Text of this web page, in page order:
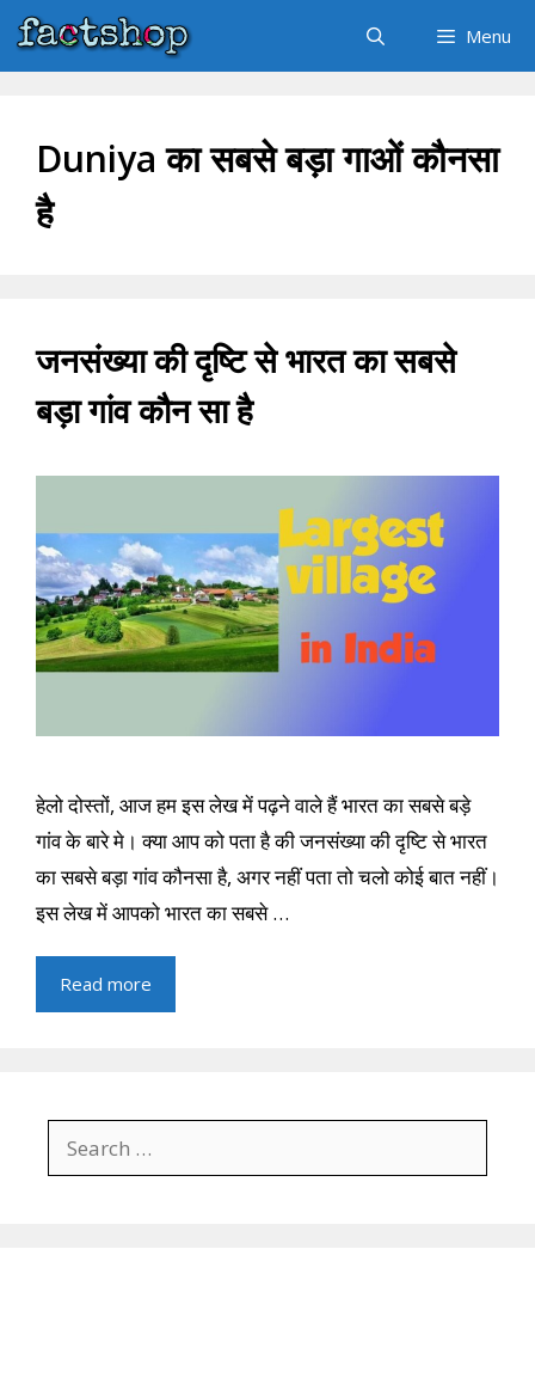
Skip
to
Menu
Duniya का सबसे बड़ा गाओं कौनसा
है
जनसंख्या की दृष्टि से भारत का सबसे
बड़ा गांव कौन सा है
हेलो दोस्तों, आज हम इस लेख में पढ़ने वाले हैं भारत का सबसे बड़े
गांव के बारे मे। क्या आप को पता है की जनसंख्या की दृष्टि से भारत
का सबसे बड़ा गांव कौनसा है, अगर नहीं पता तो चलो कोई बात नहीं।
इस लेख में आपको भारत का सबसे …
Read more
Search
for: